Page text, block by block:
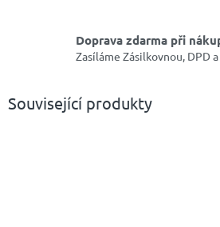
Doprava zdarma při
Zasíláme Zásilkovnou, DPD a
Související produkty